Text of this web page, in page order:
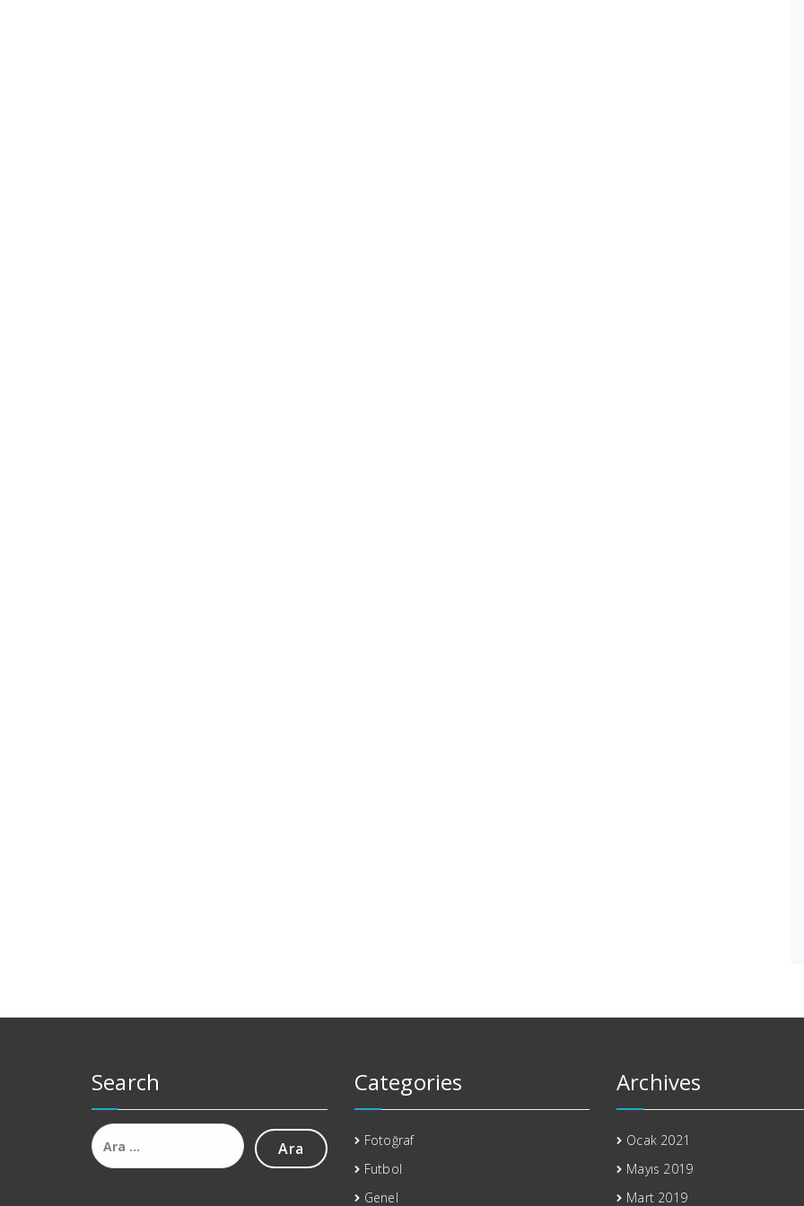
Search
Arama:
Categories
Fotoğraf
Futbol
Genel
Archives
Ocak 2021
Mayıs 2019
Mart 2019